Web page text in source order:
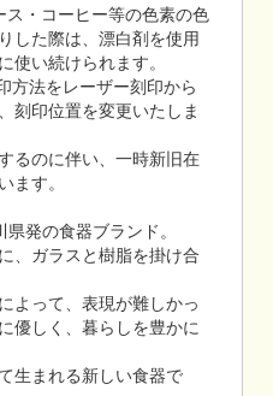
・コーヒー等の色素の色
した際は、漂白剤を使用
使い続けられます。
方法をレーザー刻印から
刻印位置を変更いたしま
るのに伴い、一時新旧在
ます。
発の食器ブランド。
、ガラスと樹脂を掛け合
よって、表現が難しかっ
優しく、暮らしを豊かに
生まれる新しい食器で